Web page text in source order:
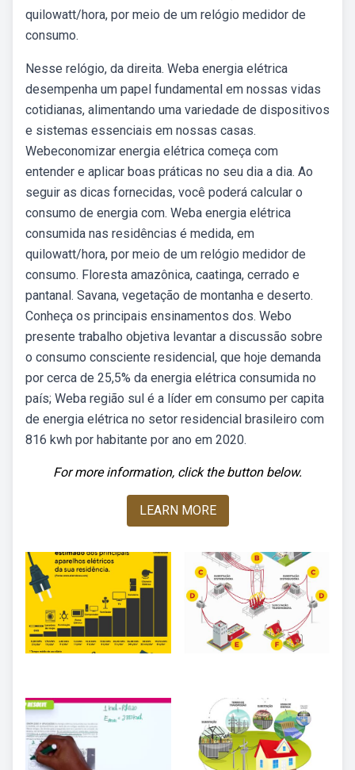
quilowatt/hora, por meio de um relógio medidor de
consumo.
Nesse relógio, da direita. Weba energia elétrica
desempenha um papel fundamental em nossas vidas
cotidianas, alimentando uma variedade de dispositivos
e sistemas essenciais em nossas casas.
Webeconomizar energia elétrica começa com
entender e aplicar boas práticas no seu dia a dia. Ao
seguir as dicas fornecidas, você poderá calcular o
consumo de energia com. Weba energia elétrica
consumida nas residências é medida, em
quilowatt/hora, por meio de um relógio medidor de
consumo. Floresta amazônica, caatinga, cerrado e
pantanal. Savana, vegetação de montanha e deserto.
Conheça os principais ensinamentos dos. Webo
presente trabalho objetiva levantar a discussão sobre
o consumo consciente residencial, que hoje demanda
por cerca de 25,5% da energia elétrica consumida no
país; Weba região sul é a líder em consumo per capita
de energia elétrica no setor residencial brasileiro com
816 kwh por habitante por ano em 2020.
For more information, click the button below.
LEARN MORE